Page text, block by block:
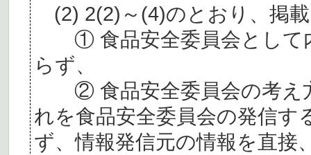
(2) 2(2)～(4)のとおり、掲
① 食品安全委員会として
らず、
② 食品安全委員会の考え
れを食品安全委員会の発信す
ず、情報発信元の情報を直接